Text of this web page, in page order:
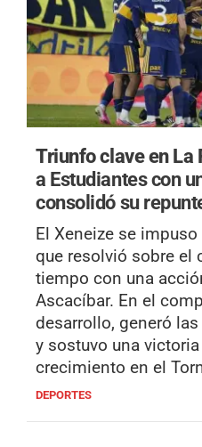
Triunfo clave en La
a Estudiantes con
consolidó su
El Xeneize se
que resolvió sobre el
tiempo con una
Ascacíbar. En el
desarrollo, generó
y sostuvo una
crecimiento en el
DEPORTES